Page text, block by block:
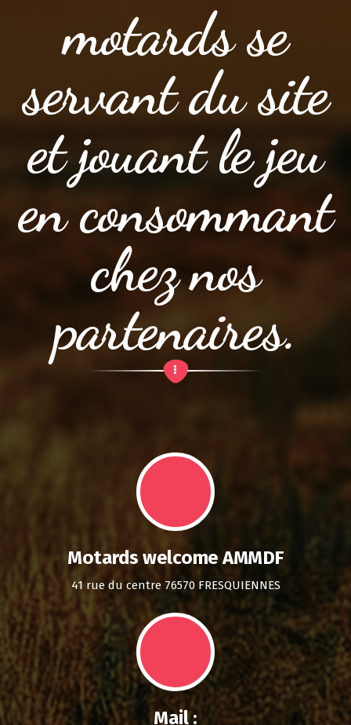
motards se
servant du site
et jouant le jeu
en consommant
chez nos
partenaires.
Motards welcome AMMDF
41 rue du centre 76570 FRESQUIENNES
Mail :